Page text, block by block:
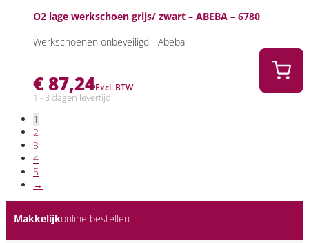
O2 lage werkschoen grijs/ zwart – ABEBA – 6780
Werkschoenen onbeveiligd - Abeba
€87,24Excl. BTW
1 - 3 dagen levertijd
1
2
3
4
5
→
Makkelijkonline bestellen